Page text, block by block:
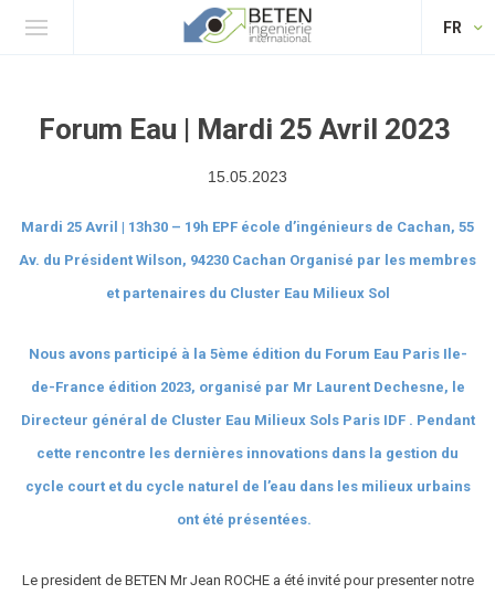
FR
Forum Eau | Mardi 25 Avril 2023
15.05.2023
Mardi 25 Avril | 13h30 – 19h EPF école d’ingénieurs de Cachan, 55
Av. du Président Wilson, 94230 Cachan Organisé par les membres
et partenaires du Cluster Eau Milieux Sol
Nous avons participé à la 5ème édition du Forum Eau Paris Ile-
de-France édition 2023, organisé par Mr Laurent Dechesne, le
Directeur général de Cluster Eau Milieux Sols Paris IDF . Pendant
cette rencontre les dernières innovations dans la gestion du
cycle court et du cycle naturel de l’eau dans les milieux urbains
ont été présentées.
Le president de BETEN Mr Jean ROCHE a été invité pour presenter notre